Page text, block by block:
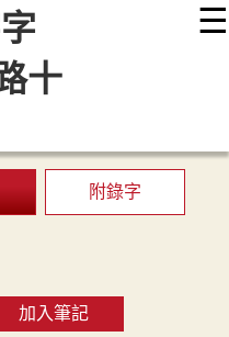
☰
明
附錄字
加入筆記